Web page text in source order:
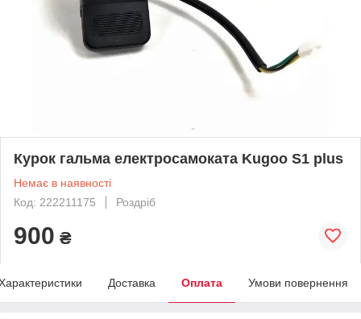
Курок гальма електросамоката Kugoo S1 plus
Немає в наявності
Код: 222211175
Роздріб
900 ₴
Доставка Оплата Умови повернення